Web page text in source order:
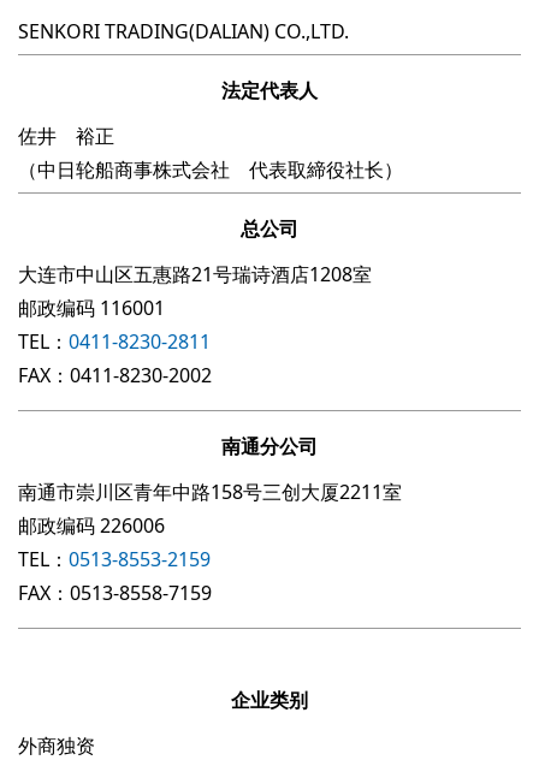
SENKORI TRADING(DALIAN) CO.,LTD.
法定代表人
佐井 裕正
（中日轮船商事株式会社 代表取締役社长）
总公司
大连市中山区五惠路21号瑞诗酒店1208室
邮政编码 116001
TEL： 0411-8230-2811
FAX：0411-8230-2002
南通分公司
南通市崇川区青年中路158号三创大厦2211室
邮政编码 226006
TEL： 0513-8553-2159
FAX：0513-8558-7159
企业类别
外商独资